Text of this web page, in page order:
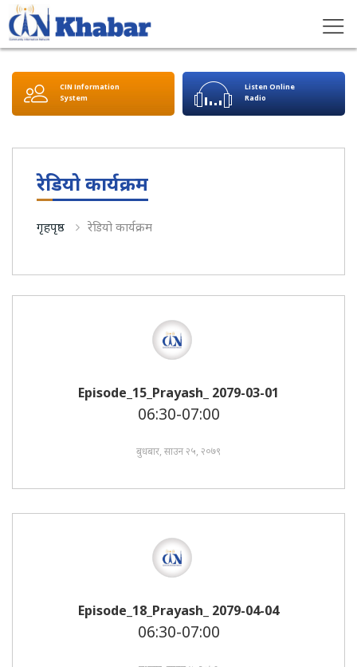
CIN Information
System
Listen Online
Radio
रेडियो कार्यक्रम
गृहपृष्ठ रेडियो कार्यक्रम
Episode_15_Prayash_ 2079-03-01
06:30-07:00
बुधबार, साउन २५, २०७९
Episode_18_Prayash_ 2079-04-04
06:30-07:00